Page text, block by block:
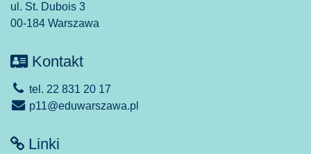
ul. St. Dubois 3
00-184 Warszawa
Kontakt
tel. 22 831 20 17
p11@eduwarszawa.pl
Linki